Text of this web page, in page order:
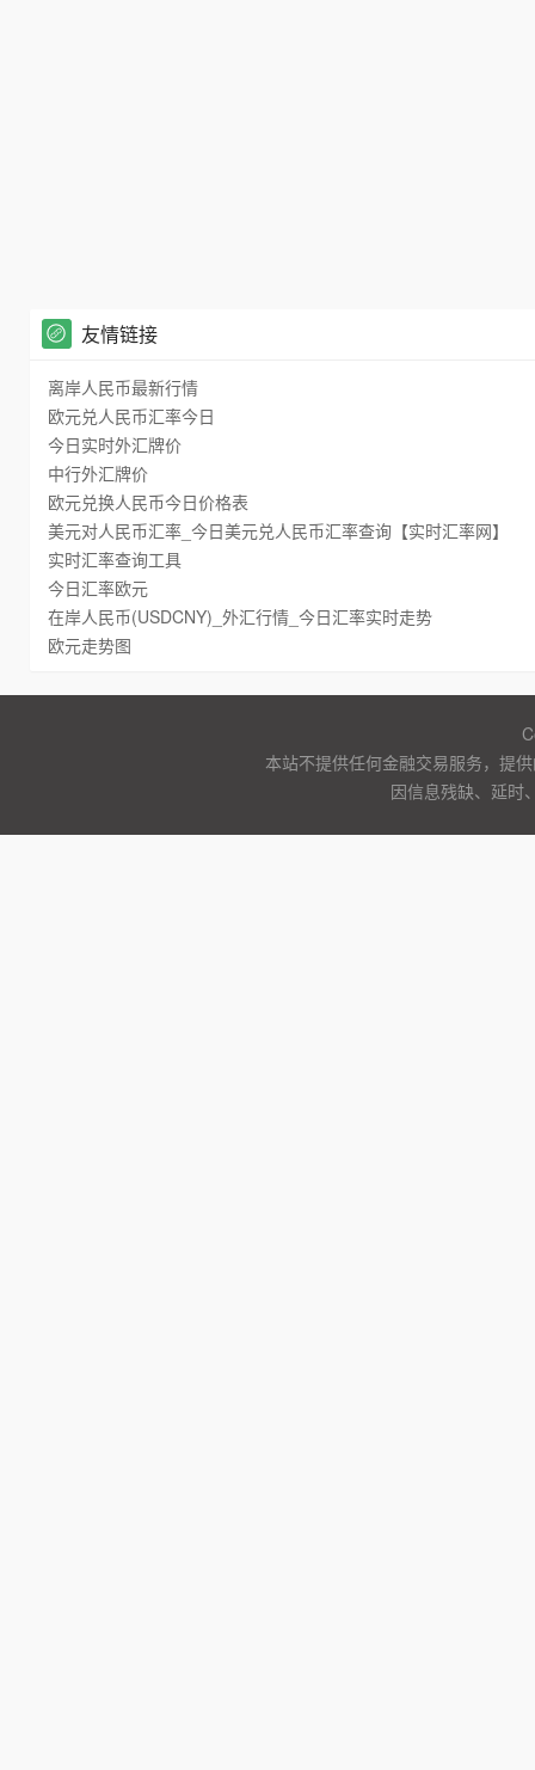
友情链接
离岸人民币最新行情
欧元兑人民币汇率今日
今日实时外汇牌价
中行外汇牌价
欧元兑换人民币今日价格表
美元对人民币汇率_今日美元兑人民币汇率查询【实时汇率网】
实时汇率查询工具
今日汇率欧元
在岸人民币(USDCNY)_外汇行情_今日汇率实时走势
欧元走势图
本站不提供任何金融交易服务，提
因信息残缺、延时